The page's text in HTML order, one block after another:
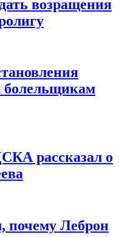
возращения
болельщикам
рассказал о
почему Леброн